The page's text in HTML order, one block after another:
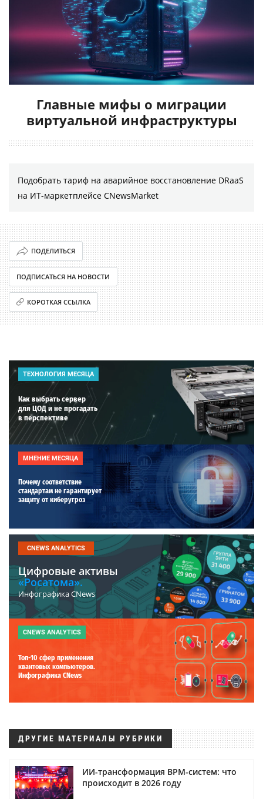
Главные мифы о миграции
виртуальной инфраструктуры
Подобрать тариф на аварийное восстановление DRaaS
на ИТ-маркетплейсе CNewsMarket
ПОДЕЛИТЬСЯ
ПОДПИСАТЬСЯ НА НОВОСТИ
КОРОТКАЯ ССЫЛКА
ТЕХНОЛОГИЯ МЕСЯЦА
Как выбрать сервер
для ЦОД и не прогадать
в перспективе
МНЕНИЕ МЕСЯЦА
Почему соответствие
стандартам не гарантирует
защиту от киберугроз
CNEWS ANALYTICS
Цифровые активы
«Росатома».
Инфографика CNews
CNEWS ANALYTICS
Топ-10 сфер применения
квантовых компьютеров.
Инфографика CNews
ДРУГИЕ МАТЕРИАЛЫ РУБРИКИ
ИИ-трансформация BPM-систем: что
происходит в 2026 году